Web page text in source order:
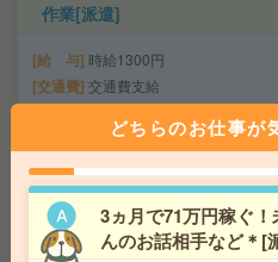
作業[派遣]
給 与 時給1300円
交通費 交通費支給
「さっぽろ駅」 徒歩 5分
高時給！平日休み！日勤のお
給 与 時給1450円
どちらのお仕事が
3ヵ月で71万円稼ぐ
んのお話相手など＊[